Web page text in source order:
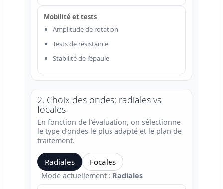
Mobilité et tests
Amplitude de rotation
Tests de résistance
Stabilité de l’épaule
2. Choix des ondes: radiales vs
focales
En fonction de l’évaluation, on sélectionne
le type d’ondes le plus adapté et le plan de
traitement.
Radiales Focales
Mode actuellement : Radiales